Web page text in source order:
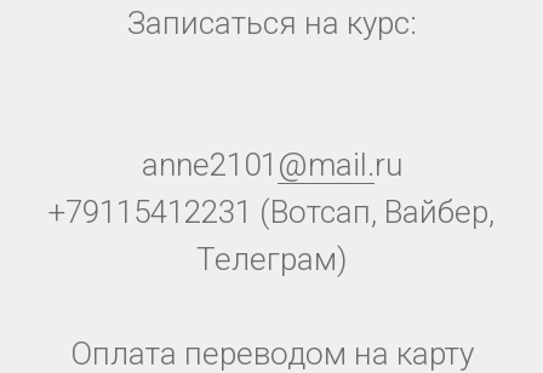
Записаться на курс:
anne2101 @mail.ru
+79115412231 (Вотсап, Вайбер,
Телеграм)
Оплата переводом на карту